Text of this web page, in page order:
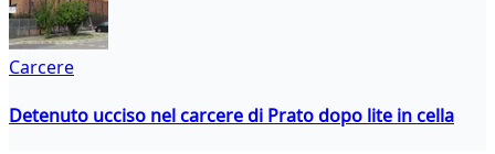
Carcere
Detenuto ucciso nel carcere di Prato dopo lite in cella